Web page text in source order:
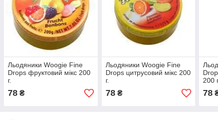
Льодяники Woogie Fine
Drops фруктовий мікс 200
г.
78 ₴
Льодяники Woogie Fine
Drops цитрусовий мікс 200
г.
78₴
200
78